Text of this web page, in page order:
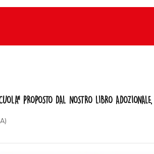
PROPOSTO DAL NOSTRO LIBRO